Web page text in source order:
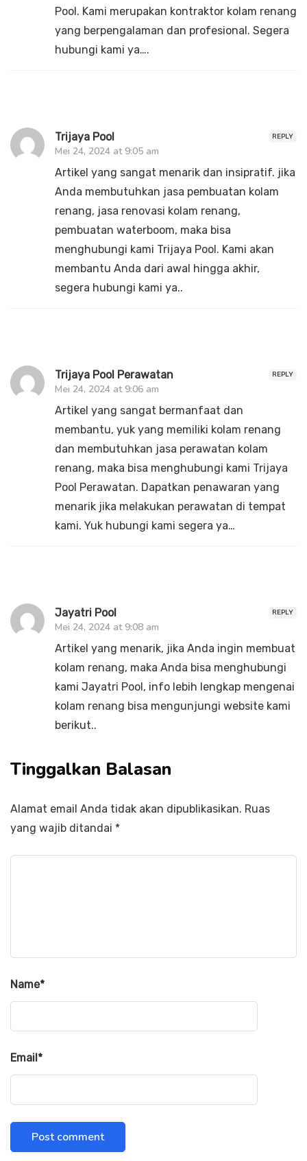
Pool. Kami merupakan kontraktor kolam renang
yang berpengalaman dan profesional. Segera
hubungi kami ya….
REPLY
Trijaya Pool
Mei 24, 2024 at 9:05 am
Artikel yang sangat menarik dan insipratif. jika
Anda membutuhkan jasa pembuatan kolam
renang, jasa renovasi kolam renang,
pembuatan waterboom, maka bisa
menghubungi kami Trijaya Pool. Kami akan
membantu Anda dari awal hingga akhir,
segera hubungi kami ya..
REPLY
Trijaya Pool Perawatan
Mei 24, 2024 at 9:06 am
Artikel yang sangat bermanfaat dan
membantu, yuk yang memiliki kolam renang
dan membutuhkan jasa perawatan kolam
renang, maka bisa menghubungi kami Trijaya
Pool Perawatan. Dapatkan penawaran yang
menarik jika melakukan perawatan di tempat
kami. Yuk hubungi kami segera ya…
REPLY
Jayatri Pool
Mei 24, 2024 at 9:08 am
Artikel yang menarik, jika Anda ingin membuat
kolam renang, maka Anda bisa menghubungi
kami Jayatri Pool, info lebih lengkap mengenai
kolam renang bisa mengunjungi website kami
berikut..
Tinggalkan Balasan
Alamat email Anda tidak akan dipublikasikan. Ruas
yang wajib ditandai *
Name*
Email*